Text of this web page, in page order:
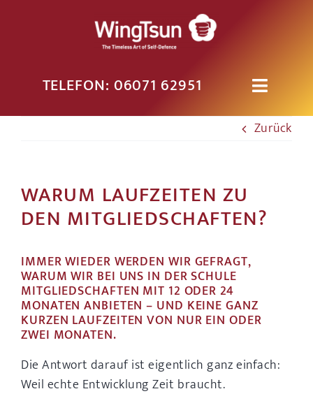
TELEFON: 06071 62951
Toggle
KLASSEN
DIE SCHULE
HOME
Zurück
WARUM LAUFZEITEN ZU
DEN MITGLIEDSCHAFTEN?
IMMER WIEDER WERDEN WIR GEFRAGT,
WARUM WIR BEI UNS IN DER SCHULE
MITGLIEDSCHAFTEN MIT 12 ODER 24
MONATEN ANBIETEN – UND KEINE GANZ
KURZEN LAUFZEITEN VON NUR EIN ODER
ZWEI MONATEN.
Die Antwort darauf ist eigentlich ganz einfach:
Weil echte Entwicklung Zeit braucht.